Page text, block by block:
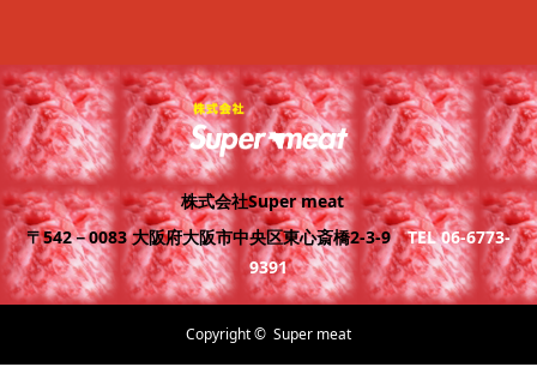
株式会社Super meat
〒542－0083 大阪府大阪市中央区東心斎橋2-3-9 TEL 06-6773-
9391
Copyright © Super meat